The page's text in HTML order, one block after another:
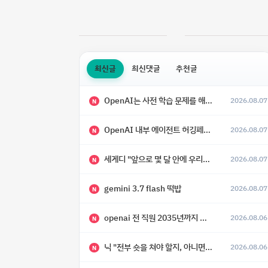
최신글 최신댓글 추천글
N OpenAI는 사전 학습 문제를 해결했으며, 'Doug'라는 코드명을 가진 훨씬 더 큰 모델을 활발히 개발 중 2026.08.07
N OpenAI 내부 에이전트 허깅페이스 해킹 사건 정리 2026.08.07
N 세게디 "앞으로 몇 달 안에 우리는 전복적 AI, 적대적 AI 둘 다 보게 될 것" 2026.08.07
N gemini 3.7 flash 떡밥 2026.08.07
N openai 전 직원 2035년까지 텔레파시가 어떻게 생길 수 있는지 2026.08.06
N 닉 "전부 숏을 쳐야 할지, 아니면 특이점이 오니까 전부 롱을 쳐야 할지 모르겠다.” 2026.08.06